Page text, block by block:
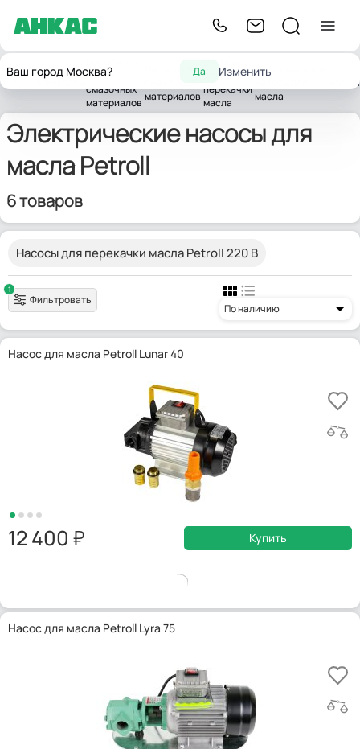
Ваш город Москва? Да Изменить
Главная
горюче-
смазочных
материалов
Насосы для
материалов
для
перекачки
масла
Электрические
масла
Petroll
Электрические насосы для
масла Petroll
6 товаров
Насосы для перекачки масла Petroll 220 В
1
Фильтровать
По наличию
Насос для масла Petroll Lunar 40
12 400 Купить
Насос для масла Petroll Lyra 75